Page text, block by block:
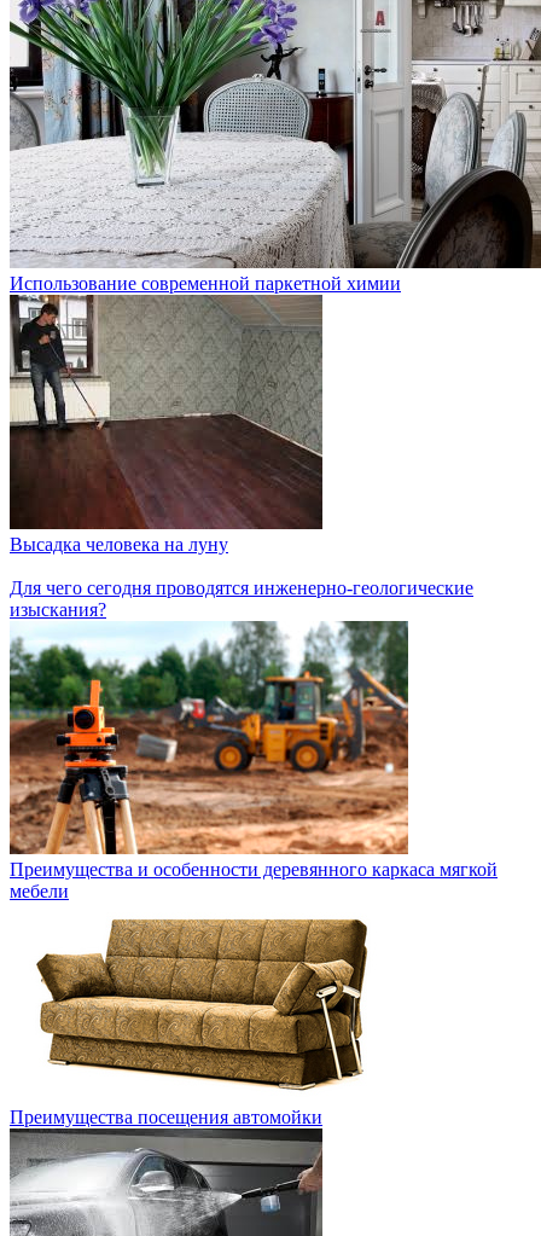
Использование современной паркетной химии
Высадка человека на луну
Для чего сегодня проводятся инженерно-геологические
изыскания?
Преимущества и особенности деревянного каркаса мягкой
мебели
Преимущества посещения автомойки